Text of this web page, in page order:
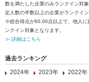
数を満たした企業のみランクイン対
定人数の半数以上の企業がランクイン
※総合得点が60.00点以上で、他人に
ンクイン対象となります。
≫ 詳細はこちら
過去ランキング
2024年
2023年 2022年